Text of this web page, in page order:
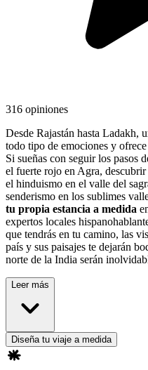
316 opiniones
Desde Rajastán hasta Ladakh,
todo tipo de emociones y
Si sueñas con seguir los pasos
el fuerte rojo en Agra,
el hinduismo en el valle del
senderismo en los sublimes
tu propia estancia a medida
expertos locales
que tendrás en tu camino, las
país y sus paisajes te dejarán
norte de la India serán
Leer más
Diseña tu viaje a medida